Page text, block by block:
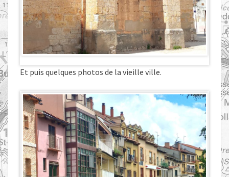
Et puis quelques photos de la vieille ville.